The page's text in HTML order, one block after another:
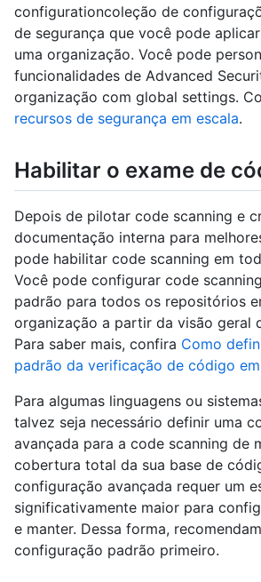
configurationcoleção de
de segurança que você pode
uma organização. Você pode
funcionalidades de Advanced
organização com global settings.
recursos de segurança em escala.
Habilitar o exame de
Depois de pilotar code scanning e
documentação interna para
pode habilitar code scanning em
Você pode configurar code
padrão para todos os repositórios
organização a partir da visão geral
Para saber mais, confira Como
padrão da verificação de código
Para algumas linguagens ou
talvez seja necessário definir uma
avançada para a code scanning de
cobertura total da sua base de
configuração avançada requer um
significativamente maior para
e manter. Dessa forma,
configuração padrão primeiro.